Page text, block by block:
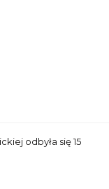
odbyła się 15